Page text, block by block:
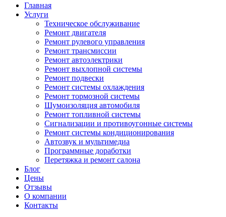
Главная
Услуги
Техническое обслуживание
Ремонт двигателя
Ремонт рулевого управления
Ремонт трансмиссии
Ремонт автоэлектрики
Ремонт выхлопной системы
Ремонт подвески
Ремонт системы охлаждения
Ремонт тормозной системы
Шумоизоляция автомобиля
Ремонт топливной системы
Сигнализации и противоугонные системы
Ремонт системы кондиционирования
Автозвук и мультимедиа
Программные доработки
Перетяжка и ремонт салона
Блог
Цены
Отзывы
О компании
Контакты